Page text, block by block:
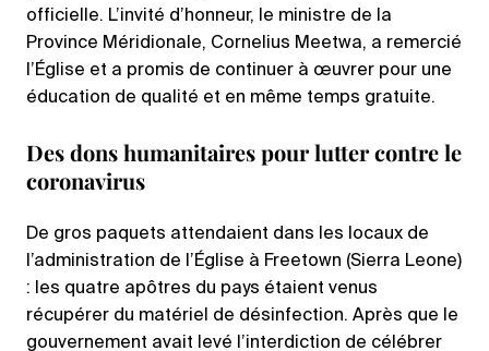
officielle. L’invité d’honneur, le ministre de la
Province Méridionale, Cornelius Meetwa, a remercié
l’Église et a promis de continuer à œuvrer pour une
éducation de qualité et en même temps gratuite.
Des dons humanitaires pour lutter contre le
coronavirus
De gros paquets attendaient dans les locaux de
l’administration de l’Église à Freetown (Sierra Leone)
: les quatre apôtres du pays étaient venus
récupérer du matériel de désinfection. Après que le
gouvernement avait levé l’interdiction de célébrer